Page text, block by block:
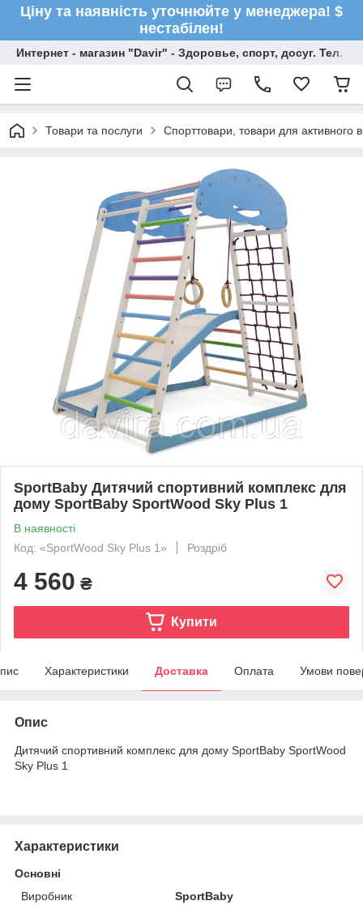
Ціну та наявність уточнюйте у менеджера! $
нестабілен!
Интернет - магазин "Davir" - Здоровье, спорт, досуг. Тел.
Товари та послуги Спорттовари, товари для активного
SportBaby Дитячий спортивний комплекс для
дому SportBaby SportWood Sky Plus 1
В наявності
Код: «SportWood Sky Plus 1»
Роздріб
4 560 ₴
Купити
Характеристики Доставка Оплата Умови
Опис
Дитячий спортивний комплекс для дому SportBaby SportWood
Sky Plus 1
Характеристики
Основні
Виробник
SportBaby